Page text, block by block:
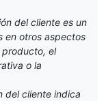
del cliente es un
en otros aspectos
producto, el
o la
del cliente indica